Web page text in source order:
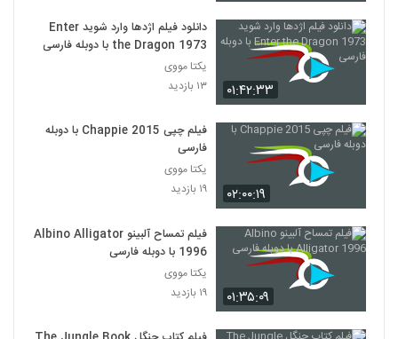
۰۱:۴۲:۳۳
دانلود فیلم اژدها وارد شوید Enter
the Dragon 1973 با دوبله فارسی
یکتا مووی
۱۳ بازدید
۰۲:۰۰:۱۹
فیلم چپی Chappie 2015 با دوبله
فارسی
یکتا مووی
۱۹ بازدید
۰۱:۳۵:۰۹
فیلم تمساح آلبینو Albino Alligator
1996 با دوبله فارسی
یکتا مووی
۱۹ بازدید